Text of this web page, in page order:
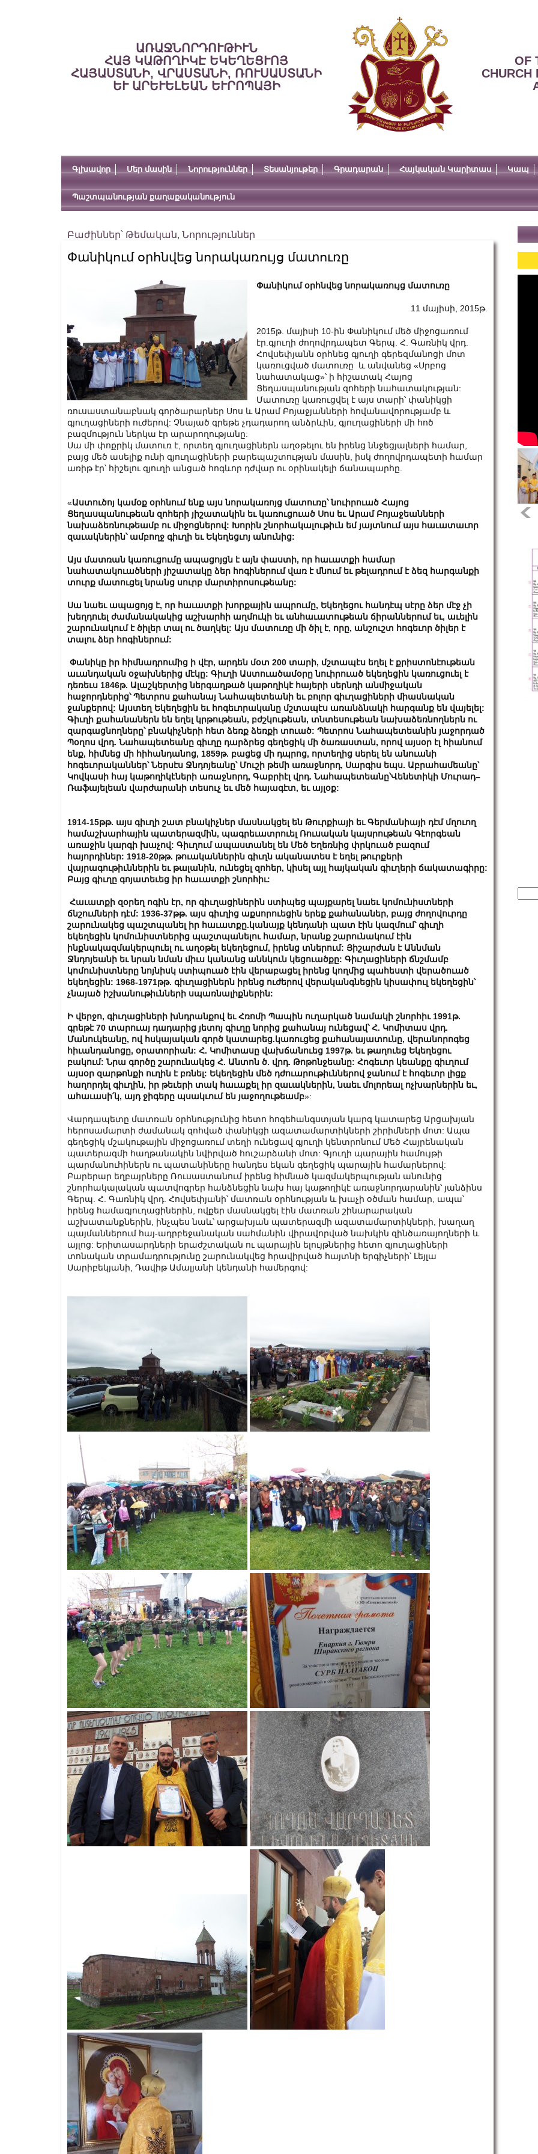
ԱՌԱՋՆՈՐԴՈՒԹԻՒՆ
ՀԱՅ ԿԱԹՈՂԻԿԷ ԵԿԵՂԵՑՒՈՅ
ՀԱՅԱՍՏԱՆԻ, ՎՐԱՍՏԱՆԻ, ՌՈՒՍԱՍՏԱՆԻ
ԵՒ ԱՐԵՒԵԼԵԱՆ ԵՒՐՈՊԱՅԻ
OF
CHURCH
Գլխավոր Մեր մասին Նորություններ Տեսանյութեր Գրադարան Հայկական Կարիտաս Կապ
Պաշտպանության քաղաքականություն
Բաժիններ՝ Թեմական, Նորություններ
Փանիկում օրհնվեց նորակառույց մատուռը
Փանիկում օրհնվեց նորակառույց մատուռը
11 մայիսի, 2015թ.
2015թ. մայիսի 10-ին Փանիկում մեծ միջոցառում
էր.գյուղի ժողովրդապետ Գերպ. Հ. Գառնիկ վրդ.
Հովսեփյանն օրհնեց գյուղի գերեզմանոցի մոտ
կառուցված մատուռը և անվանեց «Սրբոց
նահատակաց»՝ ի հիշատակ Հայոց
Ցեղասպանության զոհերի նահատակության:
Մատուռը կառուցվել է այս տարի՝ փանիկցի
ռուսաստանաբնակ գործարարներ Սոս և Արամ Բոյաջյանների հովանավորությամբ և
գյուղացիների ուժերով: Չնայած գրեթե չդադարող անձրևին, գյուղացիների մի հոծ
բազմություն ներկա էր արարողությանը:
Սա մի փոքրիկ մատուռ է, որտեղ գյուղացիներն աղօթելու են իրենց ննջեցյալների համար,
բայց մեծ ասելիք ունի գյուղացիների բարեպաշտության մասին, իսկ ժողովրդապետի համար
առիթ էր՝ հիշելու գյուղի անցած հոգևոր դժվար ու օրինակելի ճանապարհը.
«Աստուծոյ կամօք օրհնում ենք այս նորակառոյց մատուռը՝ նուիրուած Հայոց
Ցեղասպանութեան զոհերի յիշատակին եւ կառուցուած Սոս եւ Արամ Բոյաջեանների
նախաձեռնութեամբ ու միջոցներով: Խորին շնորհակալութիւն եմ յայտնում այս հաւատաւոր
զաւակներին՝ ամբողջ գիւղի եւ Եկեղեցւոյ անունից:
Այս մատռան կառուցումը ապացոյցն է այն փաստի, որ հաւատքի համար
նահատակուածների յիշատակը ձեր հոգիներում վառ է մնում եւ թելադրում է ձեզ հարգանքի
տուրք մատուցել նրանց սուրբ մարտիրոսութեանը:
Սա նաեւ ապացոյց է, որ հաւատքի խորքային ապրումը, Եկեղեցու հանդէպ սէրը ձեր մէջ չի
խեղդուել ժամանակակից աշխարհի աղմուկի եւ անհաւատութեան ճիրաններում եւ, աւելին
շարունակում է ծիլեր տալ ու ծաղկել: Այս մատուռը մի ծիլ է, որը, անշուշտ հոգեւոր ծիլեր է
տալու ձեր հոգիներում:
Փանիկը իր հիմնադրումից ի վէր, արդեն մօտ 200 տարի, մշտապէս եղել է քրիստոնէութեան
աւանդական օջախներից մէկը: Գիւղի Աստուածամօրը նուիրուած եկեղեցին կառուցուել է
դեռեւս 1846թ. Ալաշկերտից ներգաղթած կաթողիկէ հայերի սերնդի անմիջական
հաջորդներից՝ Պետրոս քահանայ Նահապետեանի եւ բոլոր գիւղացիների միասնական
ջանքերով: Այստեղ Եկեղեցին եւ հոգեւորականը մշտապէս առանձնակի հարգանք են վայելել:
Գիւղի քահանաներն են եղել կրթութեան, բժշկութեան, տնտեսութեան նախաձեռնողներն ու
զարգացնողները՝ բնակիչների հետ ձեռք ձեռքի տուած: Պետրոս Նահապետեանին յաջորդած
Պօղոս վրդ. Նահապետեանը գիւղը դարձրեց գեղեցիկ մի ծառաստան, որով այսօր էլ հիանում
ենք, հիմնեց մի հիհանդանոց, 1859թ. բացեց մի դպրոց, որտեղից սերել են անուանի
հոգեւորականներ՝ Ներսէս Ջնդոյեանը՝ Մուշի թեմի առաջնորդ, Սարգիս եպս. Աբրահամեանը՝
Կովկասի հայ կաթողիկէների առաջնորդ, Գաբրիէլ վրդ. Նահապետեանը՝Վենետիկի Մուրադ–
Ռաֆայելեան վարժարանի տեսուչ եւ մեծ հայագէտ, եւ այլօք:
1914-15թթ. այս գիւղի շատ բնակիչներ մասնակցել են Թուրքիայի եւ Գերմանիայի դէմ մղուող
համաշխարհային պատերազմին, պագրեւատրուել Ռուսական կայսրութեան Գէորգեան
առաջին կարգի խաչով: Գիւղում ապաստանել են Մեծ Եղեռնից փրկուած բազում
հայորդիներ: 1918-20թթ. թուականներին գիւղն ականատես է եղել թուրքերի
վայրագութիւններին եւ թալանին, ունեցել զոհեր, կիսել այլ հայկական գիւղերի ճակատագիրը:
Բայց գիւղը գոյատեւեց իր հաւատքի շնորհիւ:
Հաւատքի զօրեղ ոգին էր, որ գիւղացիներին ստիպեց պայքարել նաեւ կոմունիստների
ճնշումների դէմ: 1936-37թթ. այս գիւղից աքսորուեցին երեք քահանաներ, բայց ժողովուրդը
շարունակեց պաշտպանել իր հաւատքը.կանայք կենդանի պատ էին կազմում՝ գիւղի
եկեղեցին կոմունիստներից պաշտպանելու համար,նրանք շարունակում էին
ինքնակազմակերպուել ու աղօթել եկեղեցում, իրենց տներում: Յիշարժան է Աննման
Ջնդոյեանի եւ նրան նման միւս կանանց աննկուն կեցուածքը: Գիւղացիների ճնշմամբ
կոմունիստները նոյնիսկ ստիպուած էին վերաբացել իրենց կողմից պահեստի վերածուած
եկեղեցին: 1968-1971թթ. գիւղացիներն իրենց ուժերով վերականգնեցին կիսափուլ եկեղեցին՝
չնայած իշխանութիւնների սպառնալիքներին:
Ի վերջո, գիւղացիների խնդրանքով եւ Հռոմի Պապին ուղարկած նամակի շնորհիւ1991թ.
գրեթէ70 տարուայ դադարից յետոյ գիւղը նորից քահանայ ունեցավ՝ Հ. Կոմիտաս վրդ.
Մանուկեանը, ով հսկայական գործ կատարեց.կառուցեց քահանայատունը, վերանորոգեց
հիւանդանոցը, օրատորիան: Հ. Կոմիտասը վախճանուեց 1997թ. եւ թաղուեց Եկեղեցու
բակում: Նրա գործը շարունակեց Հ. Անտոն ծ. վրդ. Թոթոնջեանը: Հոգեւոր կեանքը գիւղում
այսօր զարթոնքի ուղին է բռնել: Եկեղեցին մեծ դժուարութիւններով ջանում է հոգեւոր լիցք
հաղորդել գիւղին, իր թեւերի տակ հաւաքել իր զաւակներին,նաեւ մոլորեալ ոչխարներին եւ,
ահաւասի՛կ, այդ ջիգերը պսակւում են յաջողութեամբ»:
Վարդապետը մատռան օրհնությունից հետո հոգեհանգստյան կարգ կատարեց Արցախյան
հերոսամարտի ժամանակ զոհված փանիկցի ազատամարտիկների շիրիմների մոտ: Ապա
գեղեցիկ մշակութային միջոցառում տեղի ունեցավ գյուղի կենտրոնում Մեծ Հայրենական
պատերազմի հաղթանակին նվիրված հուշարձանի մոտ: Գյուղի պարային համույթի
պարմանուհիներն ու պատանիները հանդես եկան գեղեցիկ պարային համարներով:
Բարերար եղբայրները Ռուսաստանում իրենց հիմնած կազմակերպության անունից
շնորհակալական պատվոգրեր հանձնեցին նախ հայ կաթողիկէ առաջնորդարանին՝ յանձինս
Գերպ. Հ. Գառնիկ վրդ. Հովսեփյանի՝ մատռան օրհնության և խաչի օծման համար, ապա՝
իրենց համագյուղացիներին, ովքեր մասնակցել էին մատռան շինարարական
աշխատանքներին, ինչպես նաև՝ արցախյան պատերազմի ազատամարտիկների, խաղաղ
պայմաններում հայ-ադրբեջանական սահմանին վիրավորված նախկին զինծառայողների և
այլոց: Երիտասարդների երաժշտական ու պարային ելույթներից հետո գյուղացիների
տոնական տրամադրությունը շարունակվեց հրավիրված հայտնի երգիչների՝ Լեյլա
Սարիբեկյանի, Դավիթ Ամալյանի կենդանի համերգով:
for: